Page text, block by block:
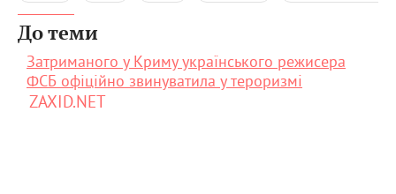
До теми
Затриманого у Криму українського режисера
ФСБ офіційно звинуватила у тероризмі
ZAXID.NET